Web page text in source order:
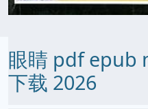
眼睛 pdf epub
下载 2026